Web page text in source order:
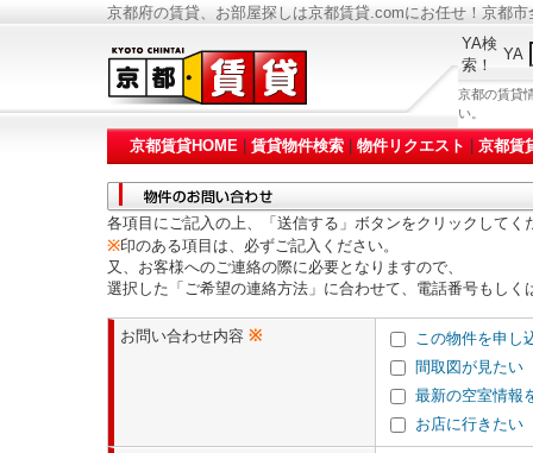
京都府の賃貸、お部屋探しは京都賃貸.comにお任せ！京都
YA検
索！
YA
京都の賃貸
い。
京都賃貸HOME 賃貸物件検索 物件リクエスト 京都賃
各項目にご記入の上、「送信する」ボタンをクリックしてく
※印のある項目は、必ずご記入ください。
又、お客様へのご連絡の際に必要となりますので、
選択した「ご希望の連絡方法」に合わせて、電話番号もし
お問い合わせ内容 ※
この物件を申し
間取図が見たい
最新の空室情報
お店に行きたい